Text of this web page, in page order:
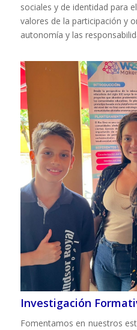
sociales y de identidad para
valores de la participación y
autonomía y las
Investigación
Fomentamos en nuestros